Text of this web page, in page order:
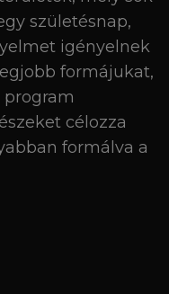
születésnap,
igényelnek
formájukat,
célozza
formálva a